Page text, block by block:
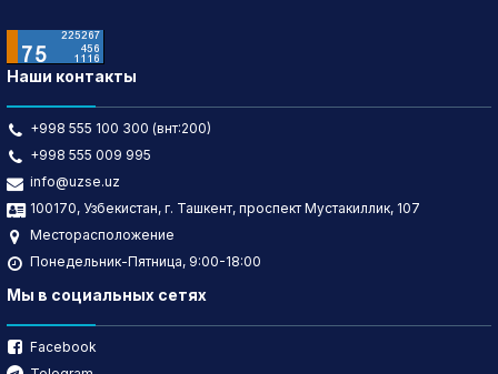
Наши контакты
+998 555 100 300 (внт:200)
+998 555 009 995
info@uzse.uz
100170, Узбекистан, г. Ташкент, проспект Мустакиллик, 107
Месторасположение
Понедельник-Пятница, 9:00-18:00
Мы в социальных сетях
Facebook